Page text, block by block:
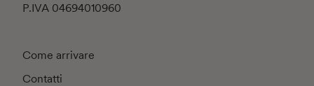
P.IVA 04694010960
Come arrivare
Contatti